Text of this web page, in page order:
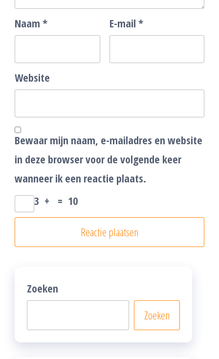
Naam * E-mail *
Website
Bewaar mijn naam, e-mailadres en website
in deze browser voor de volgende keer
wanneer ik een reactie plaats.
3 + = 10
Zoeken
Zoeken